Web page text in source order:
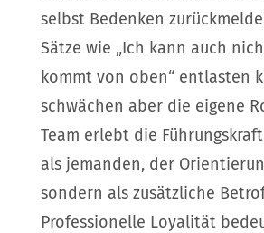
selbst Bedenken
Sätze wie „Ich kann auch
kommt von oben“ entlasten
schwächen aber die eigene
Team erlebt die
als jemanden, der
sondern als zusätzliche
Professionelle Loyalität